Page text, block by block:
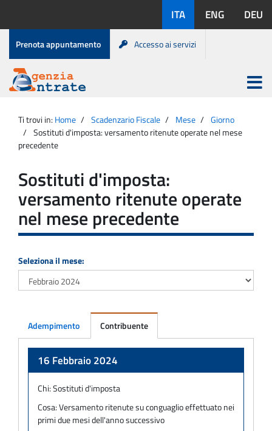
contenuto
disponibili:
ITA ENG DEU
Menu
di
servizio
Prenota appuntamento Accesso ai servizi
Agenzia
Entrate
Apri
menu
principale
Ti trovi in: Home Scadenzario Fiscale Mese
Giorno
Sostituti d'imposta: versamento ritenute operate nel mese
precedente
Sostituti d'imposta:
versamento ritenute operate
nel mese precedente
Seleziona il mese:
Adempimento Contribuente
16 Febbraio 2024
Chi:Sostituti d'imposta
Cosa:Versamento ritenute su conguaglio effettuato nei
primi due mesi dell'anno successivo